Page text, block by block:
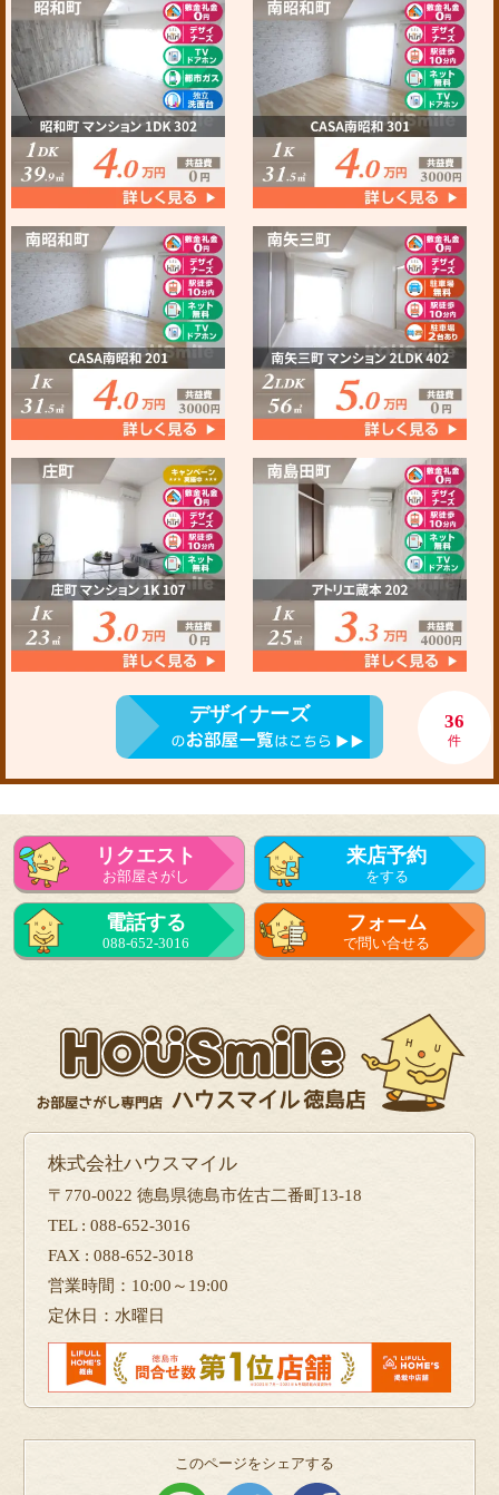
デザイナーズ 36
件
リクエスト
お部屋さがし
来店予約
をする
電話する
088-652-3016
フォーム
で問い合せる
株式会社ハウスマイル
〒770-0022 徳島県徳島市佐古二番町13-18
TEL : 088-652-3016
FAX : 088-652-3018
営業時間：10:00～19:00
定休日：水曜日
このページをシェアする